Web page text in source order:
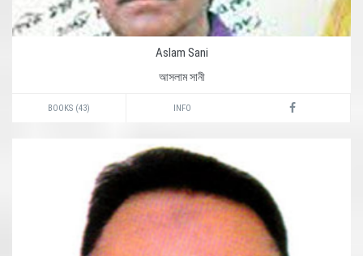
Aslam Sani
আসলাম সানী
BOOKS (43) INFO